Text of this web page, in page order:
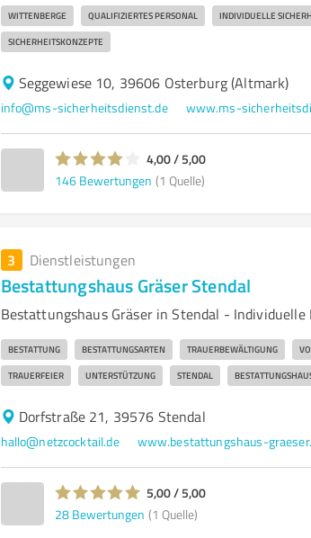
WITTENBERGE QUALIFIZIERTES PERSONAL INDIVIDUELLE
SICHERHEITSKONZEPTE
Seggewiese 10, 39606 Osterburg (Altmark)
info@ms-sicherheitsdienst.de www.ms-
4,00 / 5,00
146 Bewertungen (1 Quelle)
3 Dienstleistungen
Bestattungshaus Gräser Stendal
Bestattungshaus Gräser in Stendal -
BESTATTUNG BESTATTUNGSARTEN TRAUERBEWÄLTIGUNG
TRAUERFEIER UNTERSTÜTZUNG STENDAL
Dorfstraße 21, 39576 Stendal
hallo@netzcocktail.de www.bestattungshaus-
5,00 / 5,00
28 Bewertungen (1 Quelle)